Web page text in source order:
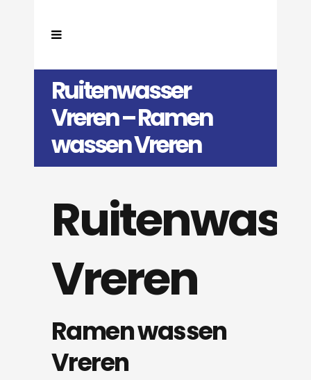
Ruitenwasser
Vreren – Ramen
wassen Vreren
Vreren
Ramen wassen
Vreren